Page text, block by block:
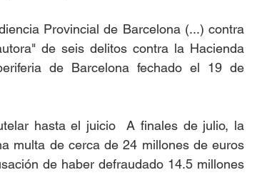
Provincial de Barcelona (...) contra
de seis delitos contra la Hacienda
de Barcelona fechado el 19 de
hasta el juicio  A finales de julio, la
multa de cerca de 24 millones de euros
de haber defraudado 14.5 millones